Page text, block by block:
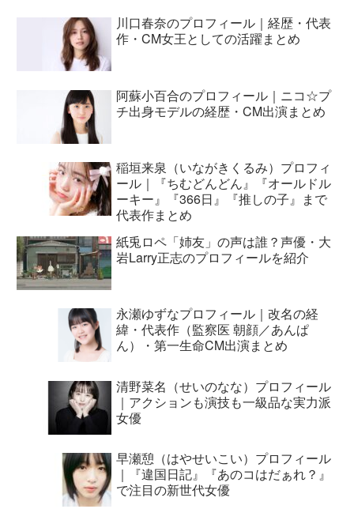
川口春奈のプロフィール｜経歴・代表
作・CM女王としての活躍まとめ
阿蘇小百合のプロフィール｜ニコ☆プ
チ出身モデルの経歴・CM出演まとめ
稲垣来泉（いながきくるみ）プロフィ
ール｜『ちむどんどん』『オールドル
ーキー』『366日』『推しの子』まで
代表作まとめ
紙兎ロペ「姉友」の声は誰？声優・大
岩Larry正志のプロフィールを紹介
永瀬ゆずなプロフィール｜改名の経
緯・代表作（監察医 朝顔／あんぱ
ん）・第一生命CM出演まとめ
清野菜名（せいのなな）プロフィール
｜アクションも演技も一級品な実力派
女優
早瀬憩（はやせいこい）プロフィール
｜『違国日記』『あのコはだぁれ？』
で注目の新世代女優